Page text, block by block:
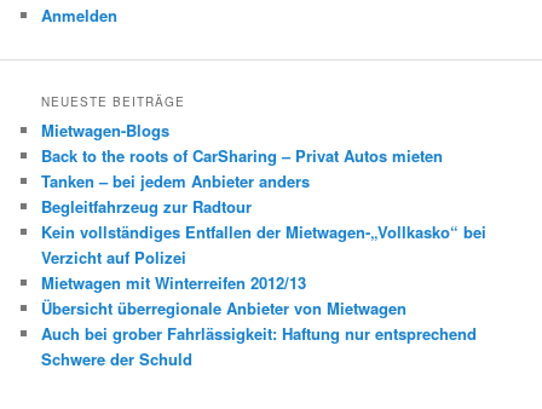
Anmelden
NEUESTE BEITRÄGE
Mietwagen-Blogs
Back to the roots of CarSharing – Privat Autos mieten
Tanken – bei jedem Anbieter anders
Begleitfahrzeug zur Radtour
Kein vollständiges Entfallen der Mietwagen-„Vollkasko“ bei
Verzicht auf Polizei
Mietwagen mit Winterreifen 2012/13
Übersicht überregionale Anbieter von Mietwagen
Auch bei grober Fahrlässigkeit: Haftung nur entsprechend
Schwere der Schuld